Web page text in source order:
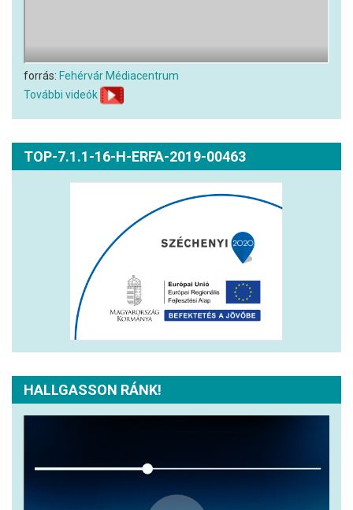
forrás: Fehérvár Médiacentrum
További videók
TOP-7.1.1-16-H-ERFA-2019-00463
HALLGASSON RÁNK!